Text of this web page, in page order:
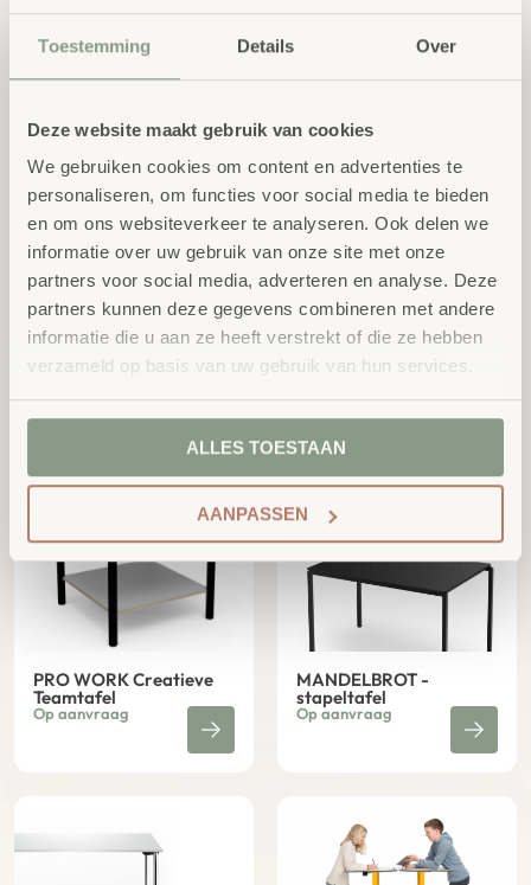
Toestemming Details Over
Deze website maakt gebruik van cookies
We gebruiken cookies om content en advertenties te
personaliseren, om functies voor social media te bieden
en om ons websiteverkeer te analyseren. Ook delen we
informatie over uw gebruik van onze site met onze
partners voor social media, adverteren en analyse. Deze
partners kunnen deze gegevens combineren met andere
informatie die u aan ze heeft verstrekt of die ze hebben
verzameld op basis van uw gebruik van hun services.
ALLES TOESTAAN
AANPASSEN
Op aanvraag Leerkrachtentafel
Op aanvraag Op aanvraag
PRO WORK Creatieve
Teamtafel
Op aanvraag
MANDELBROT -
stapeltafel
Op aanvraag